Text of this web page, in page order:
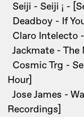
Seiji - Seiji ¡ -
Deadboy - If
Claro Intelecto
Jackmate - The
Cosmic Trg -
Hour]
Jose James -
Recordings]